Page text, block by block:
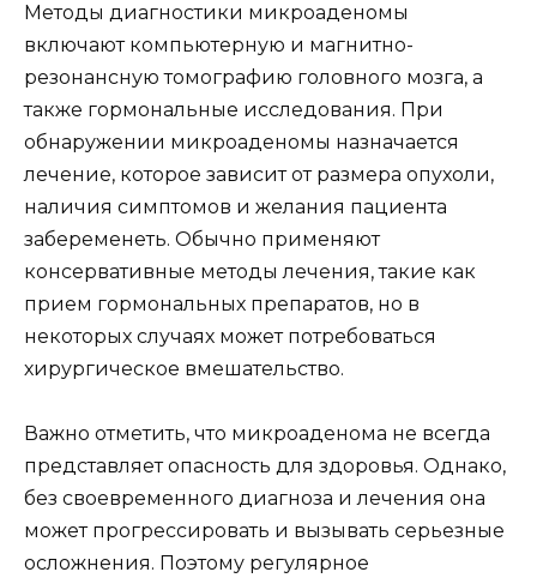
Методы диагностики микроаденомы
включают компьютерную и магнитно-
резонансную томографию головного мозга, а
также гормональные исследования. При
обнаружении микроаденомы назначается
лечение, которое зависит от размера опухоли,
наличия симптомов и желания пациента
забеременеть. Обычно применяют
консервативные методы лечения, такие как
прием гормональных препаратов, но в
некоторых случаях может потребоваться
хирургическое вмешательство.
Важно отметить, что микроаденома не всегда
представляет опасность для здоровья. Однако,
без своевременного диагноза и лечения она
может прогрессировать и вызывать серьезные
осложнения. Поэтому регулярное